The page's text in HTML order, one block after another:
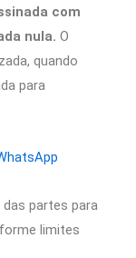
com
nula. O
quando
para
partes para
limites